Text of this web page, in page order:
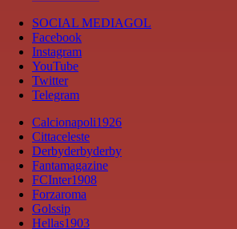
SOCIAL MEDIAGOL
Facebook
Instagram
YouTube
Twitter
Telegram
Calcionapoli1926
Cittaceleste
Derbyderbyderby
Fantamagazine
FCInter1908
Forzaroma
Golssip
Hellas1903